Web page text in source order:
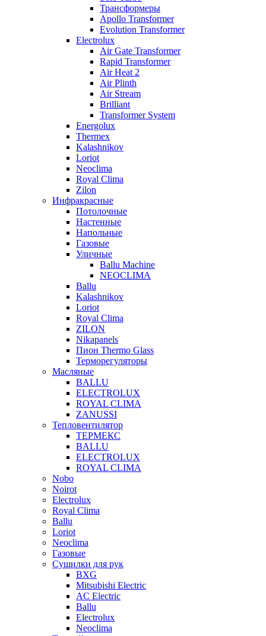
Трансформеры
Apollo Transformer
Evolution Transformer
Electrolux
Air Gate Transformer
Rapid Transformer
Air Heat 2
Air Plinth
Air Stream
Brilliant
Transformer System
Energolux
Тhermex
Kalashnikov
Loriot
Neoclima
Royal Clima
Zilon
Инфракрасные
Потолочные
Настенные
Напольные
Газовые
Уличные
Ballu Machine
NEOCLIMA
Ballu
Kalashnikov
Loriot
Royal Clima
ZILON
Nikapanels
Пион Thermo Glass
Терморегуляторы
Масляные
BALLU
ELECTROLUX
ROYAL CLIMA
ZANUSSI
Тепловентилятор
ТЕРМЕКС
BALLU
ELECTROLUX
ROYAL CLIMA
Nobo
Noirot
Electrolux
Royal Clima
Ballu
Loriot
Neoclima
Газовые
Сушилки для рук
BXG
Mitsubishi Electric
AC Electric
Ballu
Electrolux
Neoclima